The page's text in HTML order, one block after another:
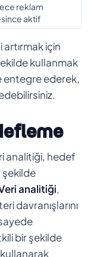
reklam
aktif
için
kullanmak
entegre ederek,
analitiği, hedef
şekilde
analitiği,
davranışlarını
bir şekilde